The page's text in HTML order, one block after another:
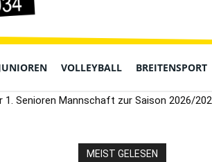
VOLLEYBALL BREITENSPORT
1. Senioren Mannschaft zur Saison 2026/
MEIST GELESEN